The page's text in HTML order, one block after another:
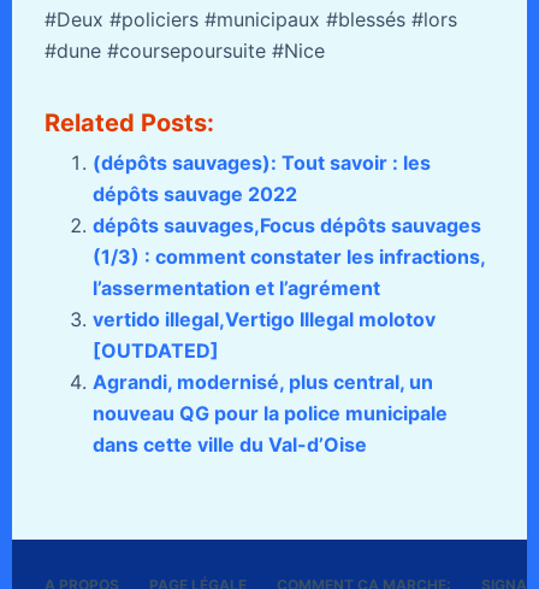
#Deux #policiers #municipaux #blessés #lors
#dune #coursepoursuite #Nice
Related Posts:
(dépôts sauvages): Tout savoir : les
dépôts sauvage 2022
dépôts sauvages,Focus dépôts sauvages
(1/3) : comment constater les infractions,
l’assermentation et l’agrément
vertido illegal,Vertigo Illegal molotov
[OUTDATED]
Agrandi, modernisé, plus central, un
nouveau QG pour la police municipale
dans cette ville du Val-d’Oise
A PROPOS PAGE LÉGALE COMMENT ÇA MARCHE: